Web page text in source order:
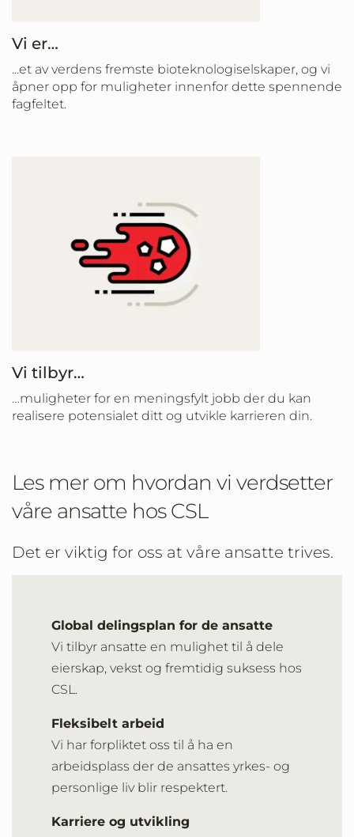
Vi er…
...et av verdens fremste bioteknologiselskaper, og vi
åpner opp for muligheter innenfor dette spennende
fagfeltet.
Vi tilbyr…
…muligheter for en meningsfylt jobb der du kan
realisere potensialet ditt og utvikle karrieren din.
Les mer om hvordan vi verdsetter
våre ansatte hos CSL
Det er viktig for oss at våre ansatte trives.
Global delingsplan for de ansatte
Vi tilbyr ansatte en mulighet til å dele
eierskap, vekst og fremtidig suksess hos
CSL.
Fleksibelt arbeid
Vi har forpliktet oss til å ha en
arbeidsplass der de ansattes yrkes- og
personlige liv blir respektert.
Karriere og utvikling